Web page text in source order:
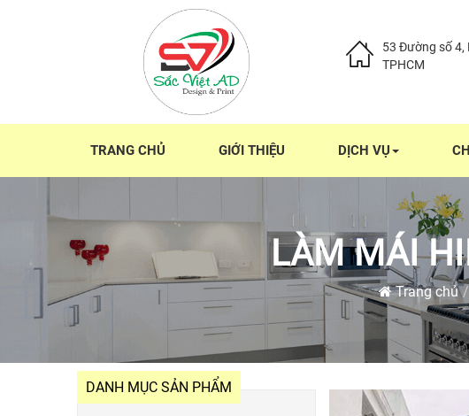
53 Đường số 4,
TPHCM
TRANG CHỦ GIỚI THIỆU DỊCH VỤ
LÀM MÁI
Trang chủ
DANH MỤC SẢN PHẨM